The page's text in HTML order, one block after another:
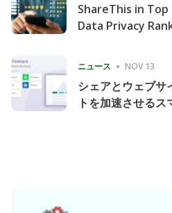
ShareThis in
Data Privacy
ニュース NOV 13
シェアとウェブサ
トを加速させる